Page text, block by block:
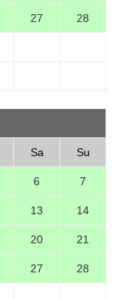
27 28
Sa Su
6 7
13 14
20 21
27 28